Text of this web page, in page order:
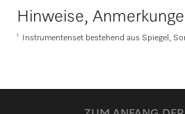
Hinweise,
1 Instrumentenset bestehend aus Spiegel,